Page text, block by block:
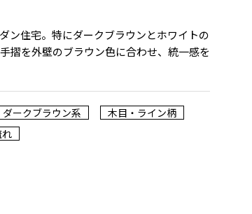
ン住宅。特にダークブラウンとホワイトの
摺を外壁のブラウン色に合わせ、統一感を
ダークブラウン系
木目・ライン柄